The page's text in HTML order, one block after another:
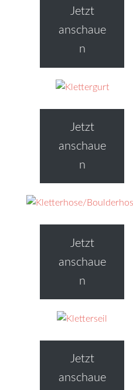
Jetzt
anschaue
n
Jetzt
anschaue
n
Jetzt
anschaue
n
Jetzt
anschaue